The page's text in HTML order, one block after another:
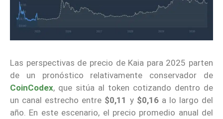
Las perspectivas de precio de Kaia para 2025 parten
de un pronóstico relativamente conservador de
CoinCodex, que sitúa al token cotizando dentro de
un canal estrecho entre $0,11 y $0,16 a lo largo del
año. En este escenario, el precio promedio anual del